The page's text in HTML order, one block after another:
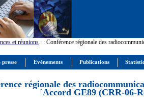
et réunions : : Conférence régionale des
régionale des
´Accord GE89 (CRR-06-
presse Evénements Publications